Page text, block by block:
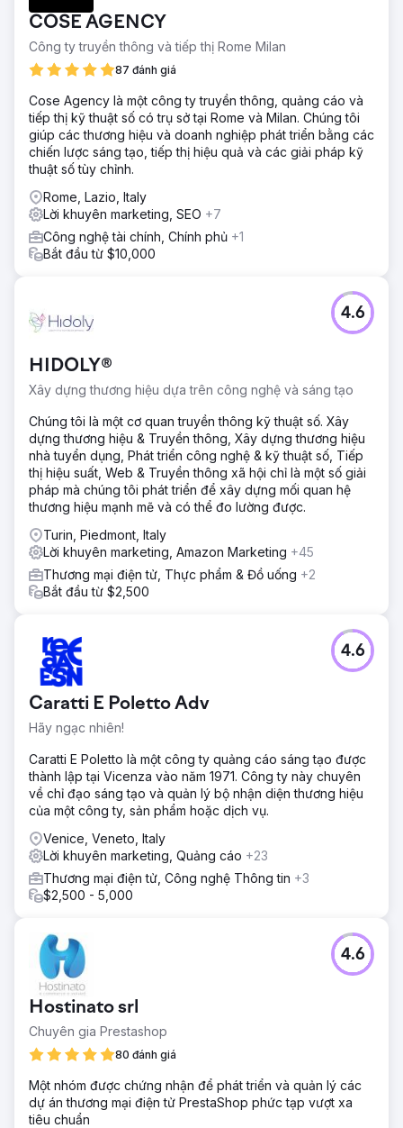
COSE AGENCY
Công ty truyền thông và tiếp thị Rome Milan
87 đánh giá
Cose Agency là một công ty truyền thông, quảng cáo và
tiếp thị kỹ thuật số có trụ sở tại Rome và Milan. Chúng tôi
giúp các thương hiệu và doanh nghiệp phát triển bằng các
chiến lược sáng tạo, tiếp thị hiệu quả và các giải pháp kỹ
thuật số tùy chỉnh.
Rome, Lazio, Italy
Lời khuyên marketing, SEO +7
Công nghệ tài chính, Chính phủ +1
Bắt đầu từ $10,000
HIDOLY®
Xây dựng thương hiệu dựa trên công nghệ và sáng tạo
4.6
Chúng tôi là một cơ quan truyền thông kỹ thuật số. Xây
dựng thương hiệu & Truyền thông, Xây dựng thương hiệu
nhà tuyển dụng, Phát triển công nghệ & kỹ thuật số, Tiếp
thị hiệu suất, Web & Truyền thông xã hội chỉ là một số giải
pháp mà chúng tôi phát triển để xây dựng mối quan hệ
thương hiệu mạnh mẽ và có thể đo lường được.
Turin, Piedmont, Italy
Lời khuyên marketing, Amazon Marketing +45
Thương mại điện tử, Thực phẩm & Đồ uống +2
Bắt đầu từ $2,500
Caratti E Poletto Adv
Hãy ngạc nhiên!
4.6
Caratti E Poletto là một công ty quảng cáo sáng tạo được
thành lập tại Vicenza vào năm 1971. Công ty này chuyên
về chỉ đạo sáng tạo và quản lý bộ nhận diện thương hiệu
của một công ty, sản phẩm hoặc dịch vụ.
Venice, Veneto, Italy
Lời khuyên marketing, Quảng cáo +23
Thương mại điện tử, Công nghệ Thông tin +3
$2,500 - 5,000
Hostinato srl
Chuyên gia Prestashop
80 đánh giá
4.6
Một nhóm được chứng nhận để phát triển và quản lý các
dự án thương mại điện tử PrestaShop phức tạp vượt xa
tiêu chuẩn